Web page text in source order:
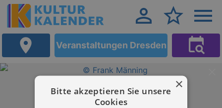
Veranstaltungen Dresden
×
Bitte akzeptieren Sie unsere
Cookies